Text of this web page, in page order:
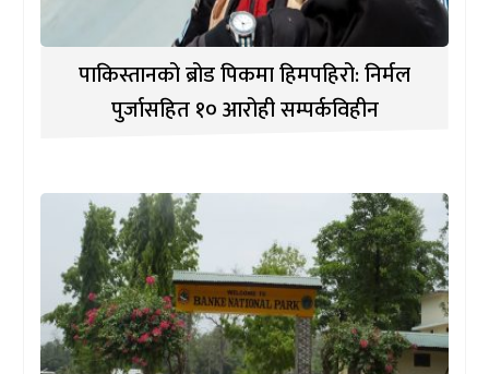
पाकिस्तानको ब्रोड पिकमा हिमपहिरो: निर्मल
पुर्जासहित १० आरोही सम्पर्कविहीन